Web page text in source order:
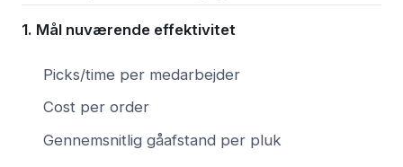
1. Mål nuværende effektivitet
Picks/time per medarbejder
Cost per order
Gennemsnitlig gåafstand per pluk